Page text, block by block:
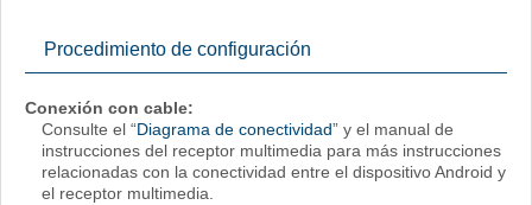
Procedimiento de configuración
Conexión con cable:
Consulte el “Diagrama de conectividad” y el manual de
instrucciones del receptor multimedia para más instrucciones
relacionadas con la conectividad entre el dispositivo Android y
el receptor multimedia.